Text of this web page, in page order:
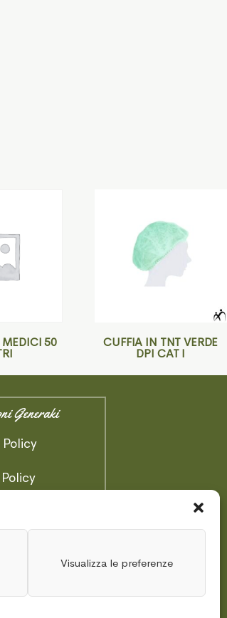
Visualizza le preferenze
50 CUFFIA IN TNT VERDE
DPI CAT I
Generaki
Policy